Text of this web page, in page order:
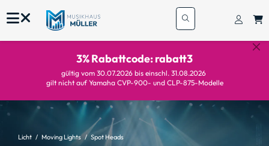
3% Rabattcode: rabatt3
gültig vom 30.07.2026 bis einschl. 31.08.2026
gilt nicht auf Yamaha CVP-900- und CLP-875-Modelle
Licht Moving Lights Spot Heads